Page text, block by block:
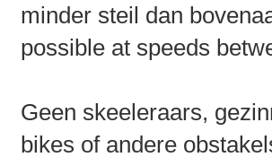
minder steil dan
possible at speeds
Geen skeeleraars,
bikes of andere